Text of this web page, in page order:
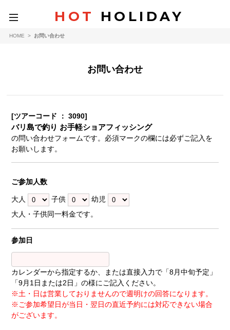
toggle
navigation
HOT HOLIDAY
HOME > お問い合わせ
お問い合わせ
[ツアーコード ： 3090]
バリ島で釣り お手軽ショアフィッシング
の問い合わせフォームです。必須マークの欄には必ずご記入を
お願いします。
ご参加人数
大人 子供
幼児
大人・子供同一料金です。
参加日
カレンダーから指定するか、または直接入力で「8月中旬予定」
「9月1日または2日」の様にご記入ください。
※土・日は営業しておりませんので週明けの回答になります。
※ご参加希望日が当日・翌日の直近予約には対応できない場合
がございます。